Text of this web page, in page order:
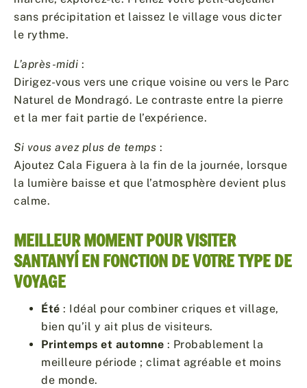
sans précipitation et laissez le village vous dicter
le rythme.
L’après-midi :
Dirigez-vous vers une crique voisine ou vers le Parc
Naturel de Mondragó. Le contraste entre la pierre
et la mer fait partie de l’expérience.
Si vous avez plus de temps :
Ajoutez Cala Figuera à la fin de la journée, lorsque
la lumière baisse et que l’atmosphère devient plus
calme.
MEILLEUR MOMENT POUR VISITER
SANTANYÍ EN FONCTION DE VOTRE TYPE DE
VOYAGE
Été : Idéal pour combiner criques et village,
bien qu’il y ait plus de visiteurs.
Printemps et automne : Probablement la
meilleure période ; climat agréable et moins
de monde.